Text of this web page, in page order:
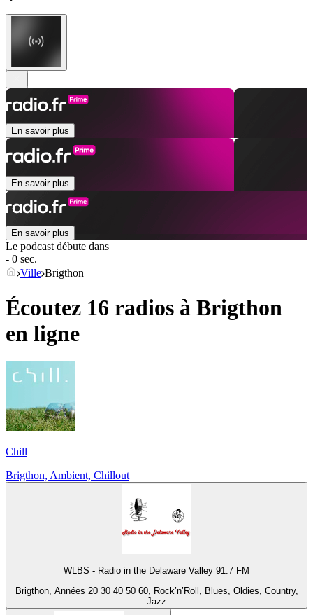
En savoir plus
En savoir plus
En savoir plus
Le podcast débute dans
- 0 sec.
Ville Brigthon
Écoutez 16 radios à Brigthon
en ligne
Chill
Brigthon, Ambient, Chillout
WLBS - Radio in the Delaware Valley 91.7 FM
Brigthon, Années 20 30 40 50 60, Rock’n’Roll, Blues, Oldies, Country,
Jazz